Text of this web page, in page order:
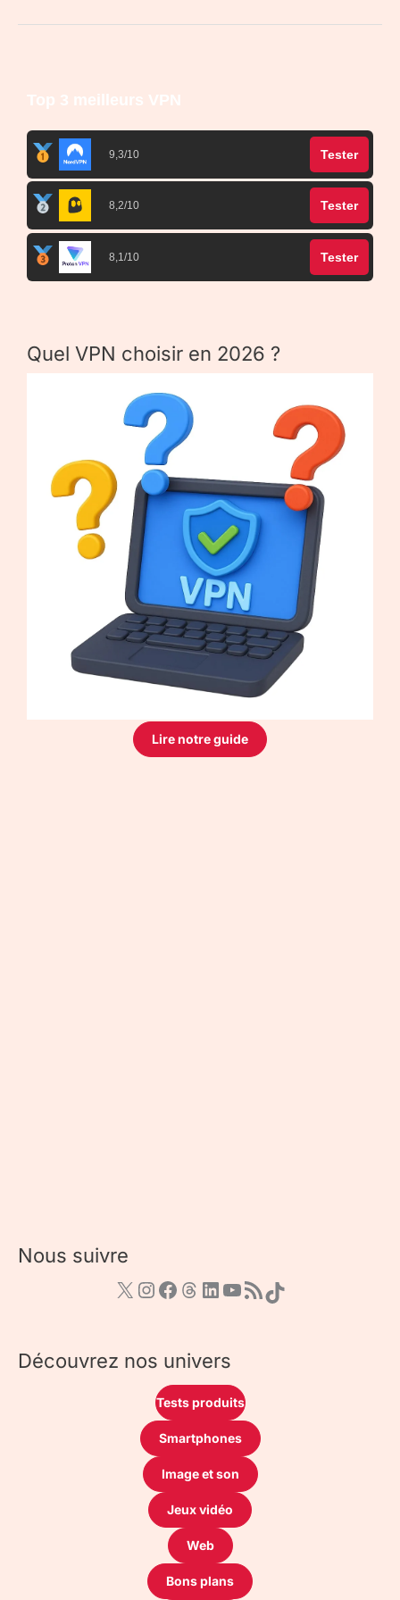
Top 3 meilleurs VPN
9,3/10 Tester
8,2/10 Tester
8,1/10 Tester
Quel VPN choisir en 2026 ?
Lire notre guide
Nous suivre
Découvrez nos univers
Tests produits
Smartphones
Image et son
Jeux vidéo
Web
Bons plans